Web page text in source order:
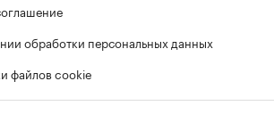
обработки персональных данных
файлов cookie